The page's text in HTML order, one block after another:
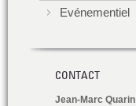
Evénementiel
CONTACT
Jean-Marc Quarin